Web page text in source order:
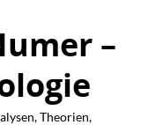
–
Theorien,